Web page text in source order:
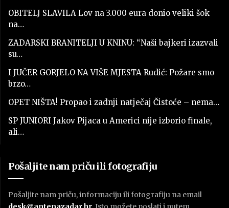
OBITELJ SLAVILA Lov na 3.000 eura donio veliki šok
na…
ZADARSKI BRANITELJI U KNINU: “Naši bajkeri izazvali
su…
I JUČER GORJELO NA VIŠE MJESTA Rudić: Požare smo
brzo…
OPET NIŠTA! Propao i zadnji natječaj Čistoće – nema…
SP JUNIORI Jakov Pijaca u Americi nije izborio finale,
ali…
Pošaljite nam priču ili fotografiju
Pošaljite nam priču, informaciju ili fotografiju na email